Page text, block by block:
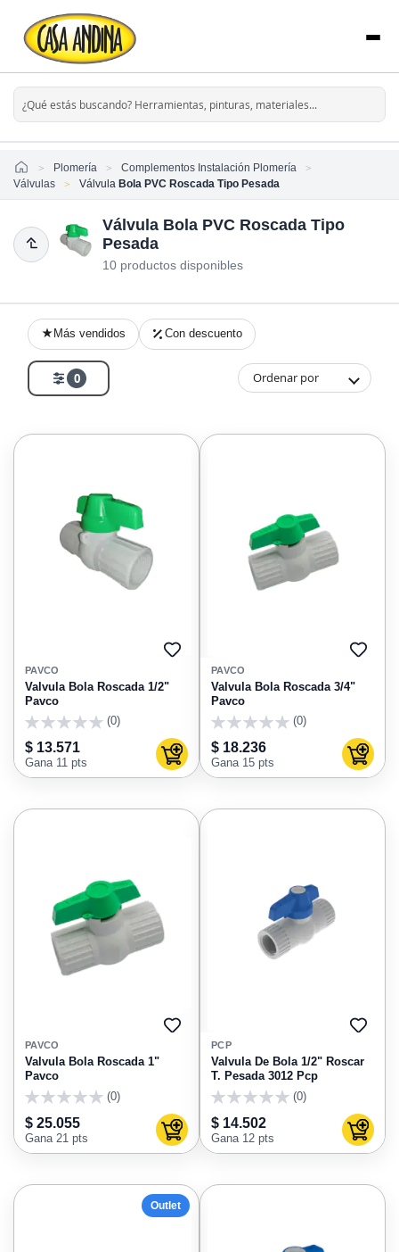
HomePlomería
Complementos Instalación Plomería
Válvulas
Válvula Bola PVC Roscada Tipo Pesada
Válvula Bola PVC Roscada Tipo
Pesada
10 productos disponibles
Más vendidos Con descuento
0 Ordenar por
AGREGAR
FAVORITOS
PAVCO
Valvula Bola Roscada 1/2"
Pavco
(0)
$ 13.571
Gana 11 pts Agregar al carrito
PAVCO
Valvula Bola Roscada 3/4"
Pavco
(0)
$ 18.236
Gana 15 pts
AGREGAR
FAVORITOS
PAVCO
Valvula Bola Roscada 1"
Pavco
(0)
$ 25.055
Gana 21 pts Agregar al carrito
PCP
Valvula De Bola 1/2" Roscar
T. Pesada 3012 Pcp
(0)
$ 14.502
Gana 12 pts
Outlet